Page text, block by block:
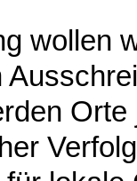
wollen